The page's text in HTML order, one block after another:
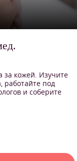
за кожей. Изучите
работайте под
и соберите